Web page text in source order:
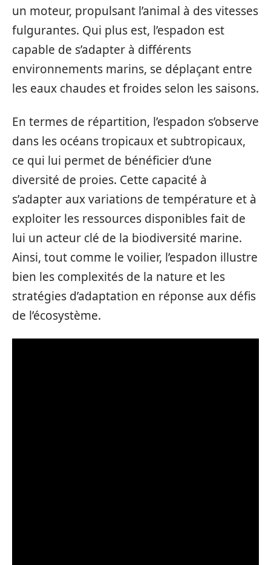
un moteur, propulsant l’animal à des vitesses
fulgurantes. Qui plus est, l’espadon est
capable de s’adapter à différents
environnements marins, se déplaçant entre
les eaux chaudes et froides selon les saisons.
En termes de répartition, l’espadon s’observe
dans les océans tropicaux et subtropicaux,
ce qui lui permet de bénéficier d’une
diversité de proies. Cette capacité à
s’adapter aux variations de température et à
exploiter les ressources disponibles fait de
lui un acteur clé de la biodiversité marine.
Ainsi, tout comme le voilier, l’espadon illustre
bien les complexités de la nature et les
stratégies d’adaptation en réponse aux défis
de l’écosystème.